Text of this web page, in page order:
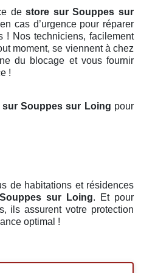
destore sur Souppes sur
cas d’urgence pour réparer
! Nos techniciens, facilement
moment, se viennent à chez
du blocage et vous fournir
!
Souppes sur Loing pour
de habitations et résidences
sur Loing. Et pour
ils assurent votre protection
optimal !